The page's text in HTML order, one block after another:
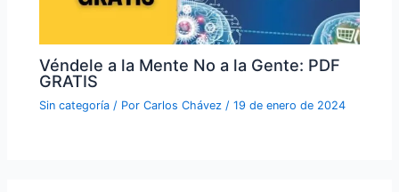
Véndele a la Mente No a la Gente: PDF
GRATIS
Sin categoría / PorCarlos Chávez/19 de enero de 2024